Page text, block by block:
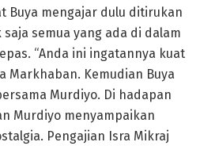
Buya mengajar dulu ditirukan
semua yang ada di dalam
“Anda ini ingatannya kuat
Markhaban. Kemudian Buya
Murdiyo. Di hadapan
Murdiyo menyampaikan
Pengajian Isra Mikraj